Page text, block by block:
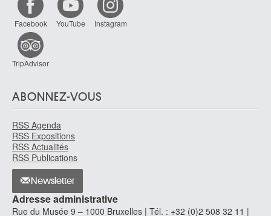
Facebook YouTube Instagram
TripAdvisor
ABONNEZ-VOUS
RSS Agenda
RSS Expositions
RSS Actualités
RSS Publications
Newsletter
Adresse administrative
Rue du Musée 9 – 1000 Bruxelles | Tél. : +32 (0)2 508 32 11 |